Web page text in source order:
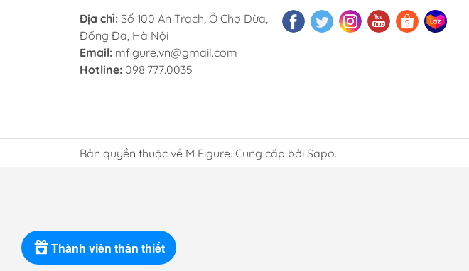
Địa chỉ: Số 100 An Trạch, Ô Chợ Dừa,
Đống Đa, Hà Nội
Email: mfigure.vn@gmail.com
Hotline: 098.777.0035
Bản quyền thuộc về M Figure. Cung cấp bởi Sapo.
Thành viên thân thiết